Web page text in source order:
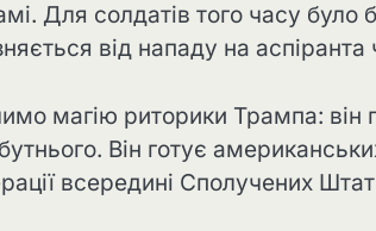
Для солдатів того часу
від нападу на
магію риторики Трампа: він
Він готує
всередині Сполучених